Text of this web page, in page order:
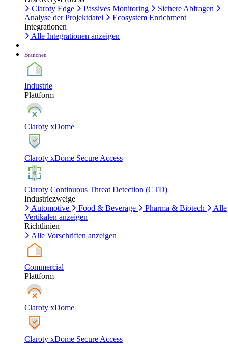
Claroty Edge
Passives Monitoring
Sichere Abfragen
Analyse der Projektdatei
Ecosystem Enrichment
Integrationen
Alle Integrationen anzeigen
Branchen
Industrie
Plattform
Claroty xDome
Claroty xDome Secure Access
Claroty Continuous Threat Detection (CTD)
Industriezweige
Automotive
Food & Beverage Pharma & Biotech
Alle
Vertikalen anzeigen
Richtlinien
Alle Vorschriften anzeigen
Commercial
Plattform
Claroty xDome
Claroty xDome Secure Access